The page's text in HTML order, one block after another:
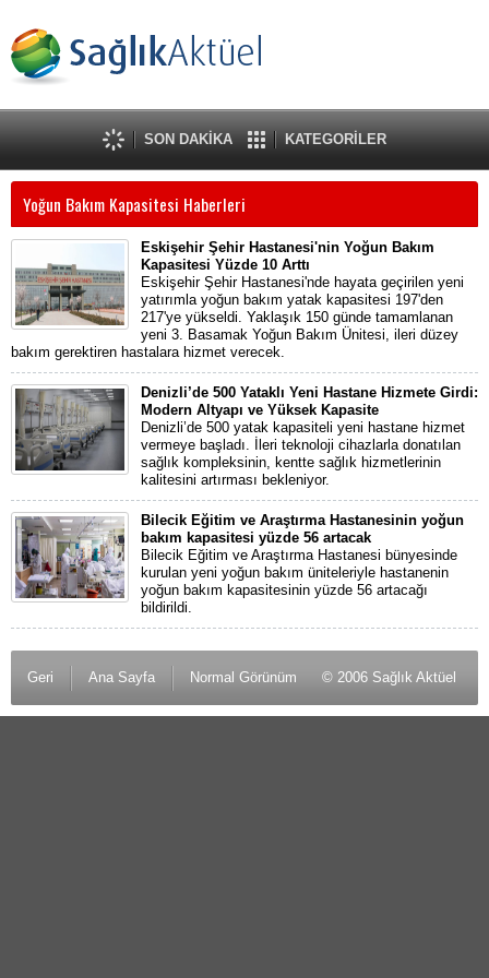
SON DAKİKA KATEGORİLER
Yoğun Bakım Kapasitesi Haberleri
Eskişehir Şehir Hastanesi'nin Yoğun Bakım
Kapasitesi Yüzde 10 Arttı
Eskişehir Şehir Hastanesi'nde hayata geçirilen yeni
yatırımla yoğun bakım yatak kapasitesi 197'den
217'ye yükseldi. Yaklaşık 150 günde tamamlanan
yeni 3. Basamak Yoğun Bakım Ünitesi, ileri düzey
bakım gerektiren hastalara hizmet verecek.
Denizli’de 500 Yataklı Yeni Hastane Hizmete Girdi:
Modern Altyapı ve Yüksek Kapasite
Denizli’de 500 yatak kapasiteli yeni hastane hizmet
vermeye başladı. İleri teknoloji cihazlarla donatılan
sağlık kompleksinin, kentte sağlık hizmetlerinin
kalitesini artırması bekleniyor.
Bilecik Eğitim ve Araştırma Hastanesinin yoğun
bakım kapasitesi yüzde 56 artacak
Bilecik Eğitim ve Araştırma Hastanesi bünyesinde
kurulan yeni yoğun bakım üniteleriyle hastanenin
yoğun bakım kapasitesinin yüzde 56 artacağı
bildirildi.
Geri Ana Sayfa Normal Görünüm © 2006 Sağlık Aktüel